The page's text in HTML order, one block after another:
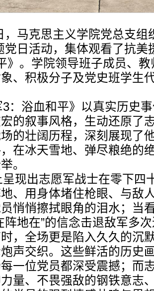
，马克思主义学院党总支组
党日活动，集体观看了抗
》。学院领导班子成员、
、积极分子及党史班学生
3：浴血和平》以真实历史
的叙事风格，生动还原了
的壮阔历程，深刻展现了
在冰天雪地、弹尽粮绝的
。
呈现出志愿军战士在零下四
、用身体堵住枪眼、与敌
悄悄擦拭眼角的泪水；当
阵地在”的信念击退敌军多
，全场更是陷入久久的沉
声交织。这些鲜活的历史
一位党员都深受震撼；而
量、不畏强敌的钢铁意志